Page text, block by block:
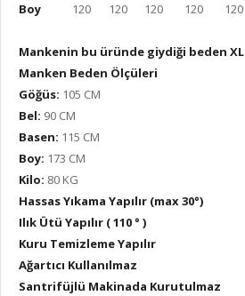
Boy
120 120 120 120 120
Mankenin bu üründe giydiği beden XL
Manken Beden Ölçüleri
Göğüs: 105 CM
Bel: 90 CM
Basen: 115 CM
Boy: 173 CM
Kilo: 80 KG
Hassas Yıkama Yapılır (max 30°)
Ilık Ütü Yapılır ( 110 ° )
Kuru Temizleme Yapılır
Ağartıcı Kullanılmaz
Santrifüjlü Makinada Kurutulmaz